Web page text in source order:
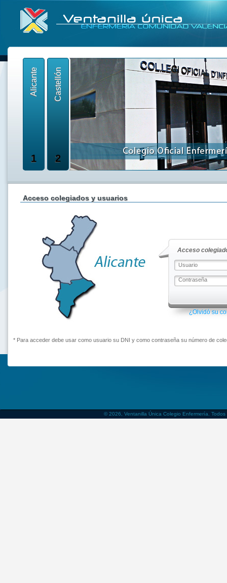
Alicante
1
Castellón
2
Acceso colegiados y usuarios
Acceso
¿Olvidó su
* Para acceder debe usar como usuario su DNI y como contraseña su número de
© 2026, Ventanilla Única Colegio Enfermería.